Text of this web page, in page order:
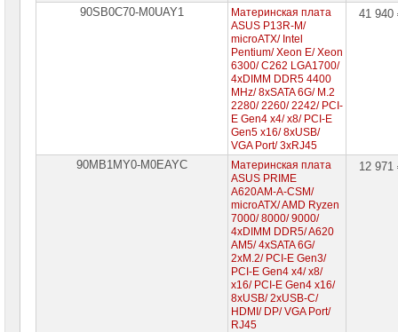
90SB0C70-M0UAY1
Материнская плата
ASUS P13R-M/
microATX/ Intel
Pentium/ Xeon E/ Xeon
6300/ C262 LGA1700/
4xDIMM DDR5 4400
MHz/ 8xSATA 6G/ M.2
2280/ 2260/ 2242/ PCI-
E Gen4 x4/ x8/ PCI-E
Gen5 x16/ 8xUSB/
VGA Port/ 3xRJ45
41
90MB1MY0-M0EAYC
Материнская плата
ASUS PRIME
A620AM-A-CSM/
microATX/ AMD Ryzen
7000/ 8000/ 9000/
4xDIMM DDR5/ A620
AM5/ 4xSATA 6G/
2xM.2/ PCI-E Gen3/
PCI-E Gen4 x4/ x8/
x16/ PCI-E Gen4 x16/
8xUSB/ 2xUSB-C/
HDMI/ DP/ VGA Port/
RJ45
12